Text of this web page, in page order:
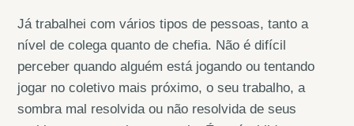
Já trabalhei com vários tipos de pessoas, tanto a
nível de colega quanto de chefia. Não é difícil
perceber quando alguém está jogando ou tentando
jogar no coletivo mais próximo, o seu trabalho, a
sombra mal resolvida ou não resolvida de seus